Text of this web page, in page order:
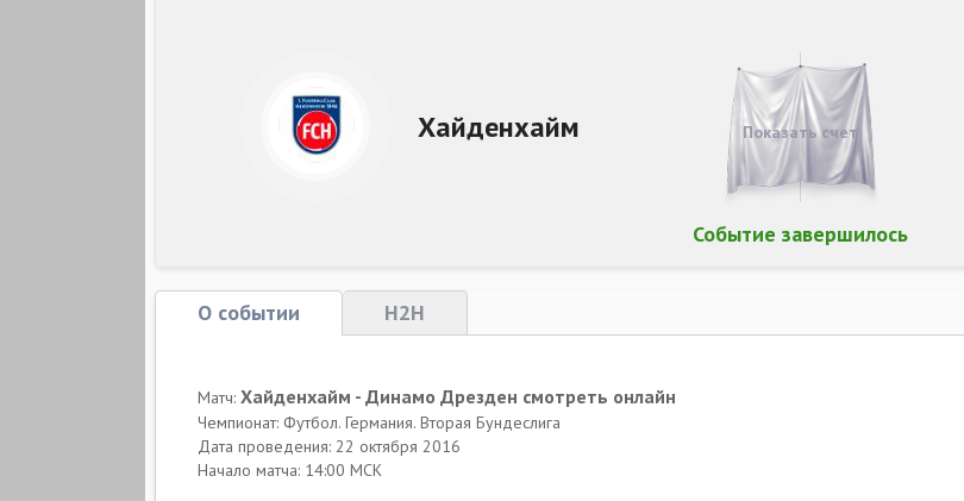
Хайденхайм
Событие завершилось
Показать счет
О событии H2H
Матч: Хайденхайм - Динамо Дрезден смотреть онлайн
Чемпионат: Футбол. Германия. Вторая Бундеслига
Дата проведения: 22 октября 2016
Начало матча: 14:00 МСК